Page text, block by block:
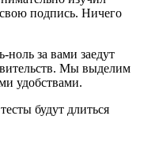
подпись. Ничего
ноль за вами заедут
Мы выделим
удобствами.
будут длиться